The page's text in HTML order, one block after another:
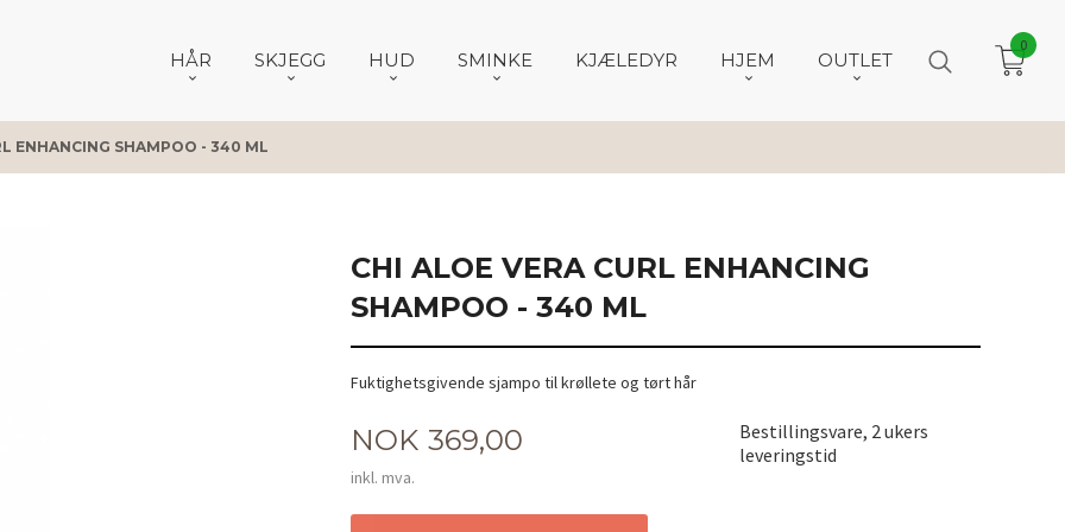
HÅR SKJEGG HUD SMINKE KJÆLEDYR HJEM OUTLET
0
ENHANCING SHAMPOO - 340 ML
CHI ALOE VERA CURL ENHANCING
SHAMPOO - 340 ML
Fuktighetsgivende sjampo til krøllete og tørt hår
Pris
NOK 369,00
inkl. mva.
Bestillingsvare, 2 ukers
leveringstid